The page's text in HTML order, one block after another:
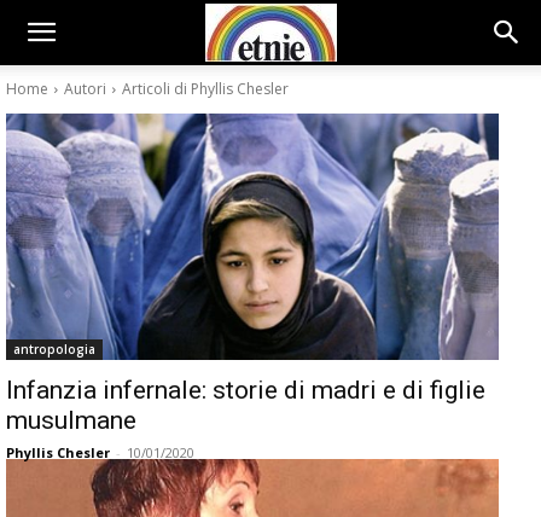
Home Autori Articoli di Phyllis Chesler
antropologia
Infanzia infernale: storie di madri e di figlie
musulmane
Phyllis Chesler - 10/01/2020